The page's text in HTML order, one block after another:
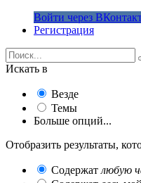
Войти через
Регистрация
Искать в
Везде
Темы
Больше опций...
Отобразить результаты,
Содержат любую